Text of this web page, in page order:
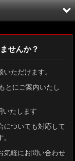
せんか？
ただけます。
とにご案内いたし
いたします
についても対応して
気軽にお問い合わせ